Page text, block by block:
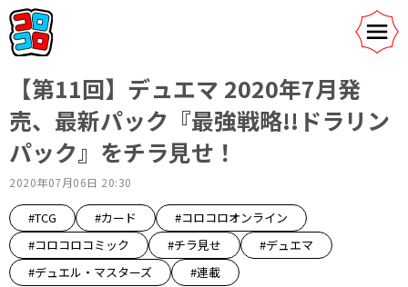
【第11回】デュエマ 2020年7月発
売、最新パック『最強戦略!!ドラリン
パック』をチラ見せ！
2020年07月06日 20:30
#TCG #カード
#コロコロオンライン
#コロコロコミック
#チラ見せ
#デュエマ
#デュエル・マスターズ
#連載